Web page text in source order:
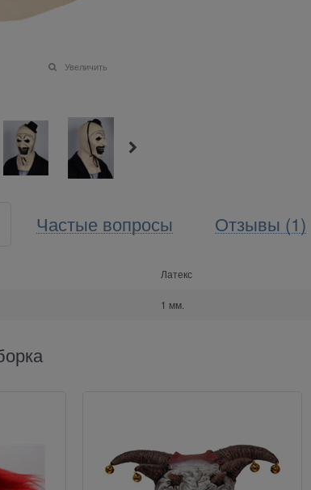
Увеличить
Частые вопросы Отзывы (1)
Латекс
1 мм.